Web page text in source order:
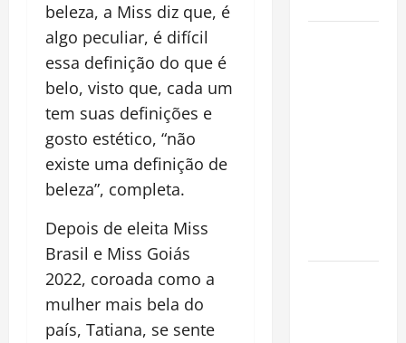
beleza, a Miss diz que, é
algo peculiar, é difícil
essa definição do que é
belo, visto que, cada um
tem suas definições e
gosto estético, “não
existe uma definição de
beleza”, completa.
Depois de eleita Miss
Brasil e Miss Goiás
2022, coroada como a
mulher mais bela do
país, Tatiana, se sente